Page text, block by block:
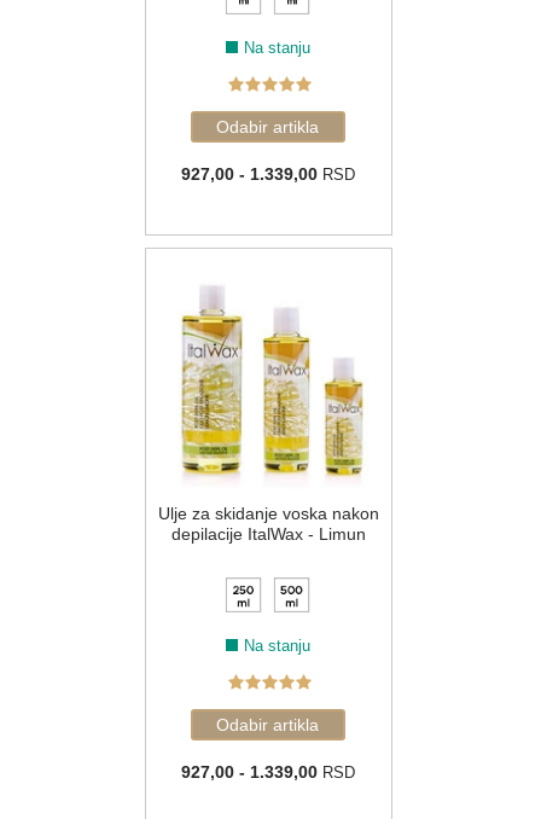
Na stanju
927,00 - 1.339,00 RSD
Ulje za skidanje voska nakon
depilacije ItalWax - Limun
Na stanju
927,00 - 1.339,00 RSD